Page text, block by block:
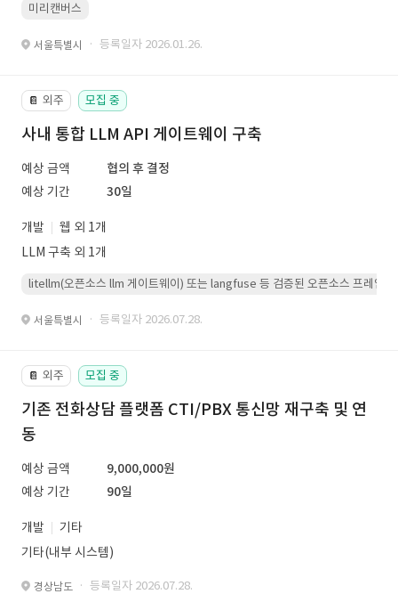
미리캔버스
서울특별시 · 등록일자 2026.01.26.
📔 외주 모집 중
사내 통합 LLM API 게이트웨이 구축
예상 금액
협의 후 결정
예상 기간
30일
개발
웹 외 1개
LLM 구축 외 1개
litellm(오픈소스 llm 게이트웨이) 또는 langfuse 등 검증된 오픈소스 프레임워
서울특별시 · 등록일자 2026.07.28.
📔 외주 모집 중
기존 전화상담 플랫폼 CTI/PBX 통신망 재구축 및 연
동
예상 금액
9,000,000원
예상 기간
90일
개발
기타
기타(내부 시스템)
경상남도 · 등록일자 2026.07.28.